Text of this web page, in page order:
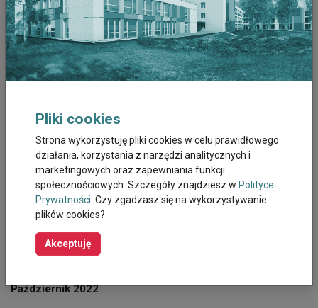
Czerwiec 2023
Maj 2023
Marzec 2023
Luty 2023
Styczeń 2023
Grudzień 2022
Listopad 2022
Październik 2022
Pliki cookies
Strona wykorzystuję pliki cookies w celu prawidłowego
działania, korzystania z narzędzi analitycznych i
marketingowych oraz zapewniania funkcji
społecznościowych. Szczegóły znajdziesz w Polityce
Prywatności . Czy zgadzasz się na wykorzystywanie
plików cookies?
Akceptuję